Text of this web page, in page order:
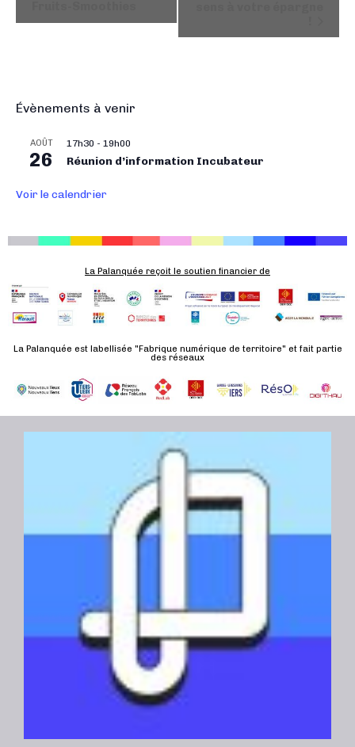
v
t
v
n
m
e
n
Évènements à venir
AOÛT
26
17h30 - 19h00
Réunion d’information Incubateur
Voir le calendrier
La Palanquée reçoit le soutien financier de
La Palanquée est labellisée "Fabrique numérique de territoire" et fait partie
des réseaux